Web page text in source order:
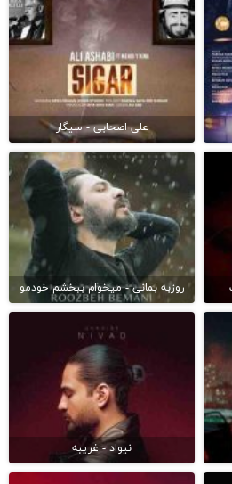
علی اصحابی - سیگار
روزبه بمانی - میخوام ببخشم خودمو
نیواد - غریبه